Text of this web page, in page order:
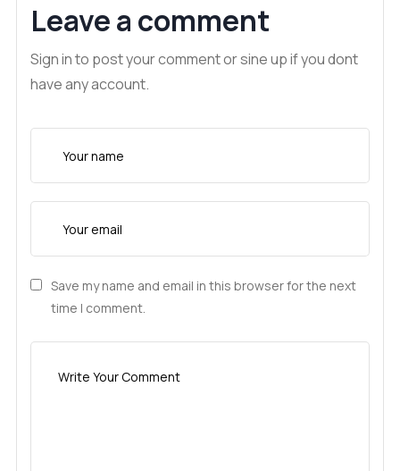
Leave a comment
Sign in to post your comment or sine up if you dont
have any account.
Save my name and email in this browser for the next
time I comment.